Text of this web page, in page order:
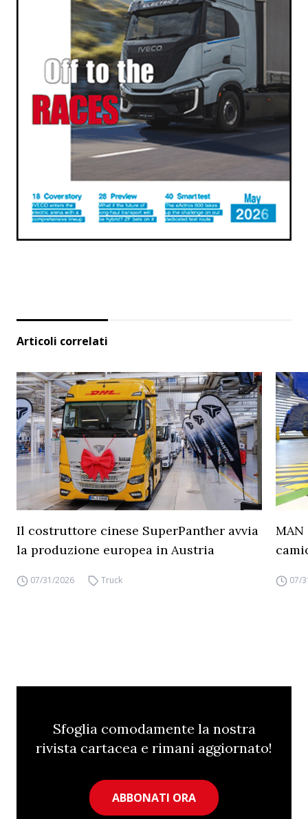
Articoli correlati
Il costruttore cinese SuperPanther avvia
la produzione europea in Austria
07/31/2026 Truck 07/
Sfoglia comodamente la nostra
rivista cartacea e rimani aggiornato!
ABBONATI ORA